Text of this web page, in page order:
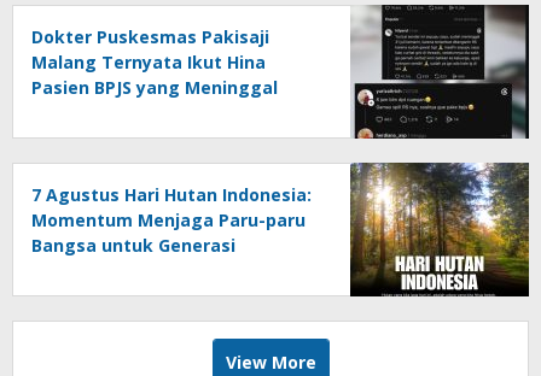
Dokter Puskesmas Pakisaji
Malang Ternyata Ikut Hina
Pasien BPJS yang Meninggal
7 Agustus Hari Hutan Indonesia:
Momentum Menjaga Paru-paru
Bangsa untuk Generasi
View More